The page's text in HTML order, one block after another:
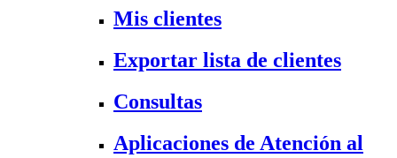
Mis clientes
Exportar lista de clientes
Consultas
Aplicaciones de Atención al